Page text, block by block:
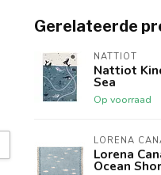
Gerelateerde
NATTIOT
Nattiot
Sea
Op voorraad
LORENA
Lorena
Ocean